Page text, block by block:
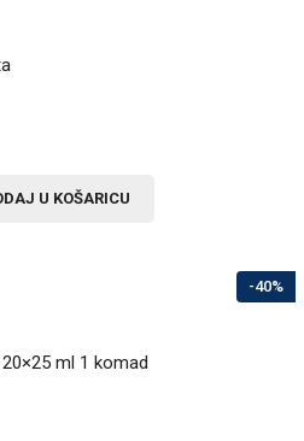
U KOŠARICU
-40%
20×25 ml 1 komad